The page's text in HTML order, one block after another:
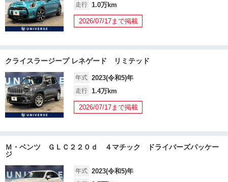
走行 1.0万km
2026/07/17まで掲載
クライスラージープ レネゲード リミテッド
年式 2023(令和5)年
走行 1.4万km
2026/07/17まで掲載
Ｍ・ベンツ ＧＬＣ２２０ｄ ４マチック ドライバーズパッケー
ジ
年式 2023(令和5)年